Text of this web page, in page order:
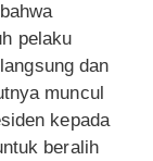
pelaku
dan
muncul
kepada
beralih